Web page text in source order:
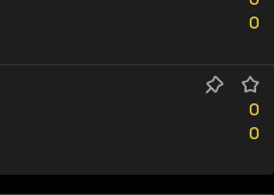
0
0
0
0
0